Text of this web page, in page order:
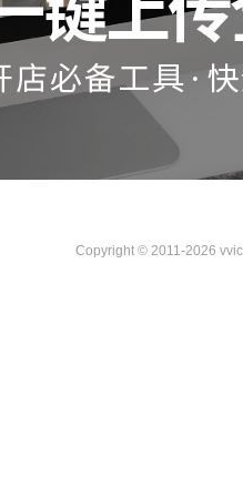
Copyright © 2011-2026